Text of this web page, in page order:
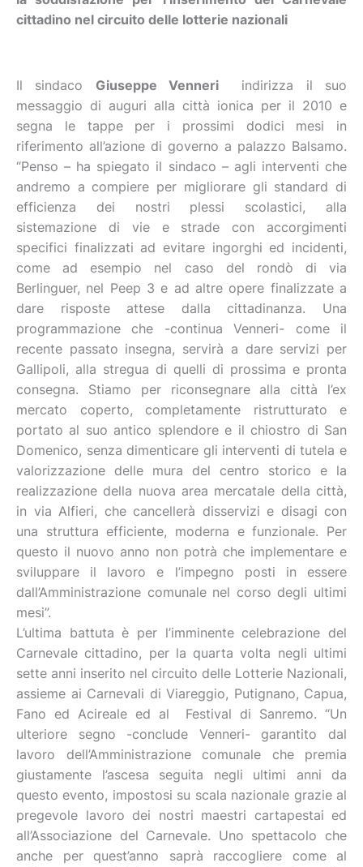
cittadino nel circuito delle lotterie nazionali
Il sindaco Giuseppe Venneri indirizza il suo
messaggio di auguri alla città ionica per il 2010 e
segna le tappe per i prossimi dodici mesi in
riferimento all’azione di governo a palazzo Balsamo.
“Penso – ha spiegato il sindaco – agli interventi che
andremo a compiere per migliorare gli standard di
efficienza dei nostri plessi scolastici, alla
sistemazione di vie e strade con accorgimenti
specifici finalizzati ad evitare ingorghi ed incidenti,
come ad esempio nel caso del rondò di via
Berlinguer, nel Peep 3 e ad altre opere finalizzate a
dare risposte attese dalla cittadinanza. Una
programmazione che -continua Venneri- come il
recente passato insegna, servirà a dare servizi per
Gallipoli, alla stregua di quelli di prossima e pronta
consegna. Stiamo per riconsegnare alla città l’ex
mercato coperto, completamente ristrutturato e
portato al suo antico splendore e il chiostro di San
Domenico, senza dimenticare gli interventi di tutela e
valorizzazione delle mura del centro storico e la
realizzazione della nuova area mercatale della città,
in via Alfieri, che cancellerà disservizi e disagi con
una struttura efficiente, moderna e funzionale. Per
questo il nuovo anno non potrà che implementare e
sviluppare il lavoro e l’impegno posti in essere
dall’Amministrazione comunale nel corso degli ultimi
mesi”.
L’ultima battuta è per l’imminente celebrazione del
Carnevale cittadino, per la quarta volta negli ultimi
sette anni inserito nel circuito delle Lotterie Nazionali,
assieme ai Carnevali di Viareggio, Putignano, Capua,
Fano ed Acireale ed al Festival di Sanremo. “Un
ulteriore segno -conclude Venneri- garantito dal
lavoro dell’Amministrazione comunale che premia
giustamente l’ascesa seguita negli ultimi anni da
questo evento, impostosi su scala nazionale grazie al
pregevole lavoro dei nostri maestri cartapestai ed
all’Associazione del Carnevale. Uno spettacolo che
anche per quest’anno saprà raccogliere come al